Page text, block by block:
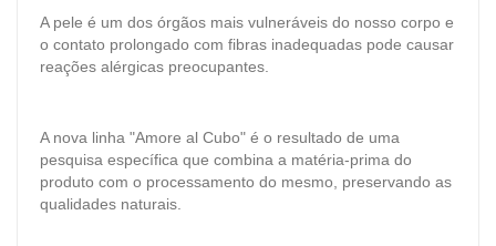
A pele é um dos órgãos mais vulneráveis ​​do nosso corpo e
o contato prolongado com fibras inadequadas pode causar
reações alérgicas preocupantes.
A nova linha "Amore al Cubo" é o resultado de uma
pesquisa específica que combina a matéria-prima do
produto com o processamento do mesmo, preservando as
qualidades naturais.